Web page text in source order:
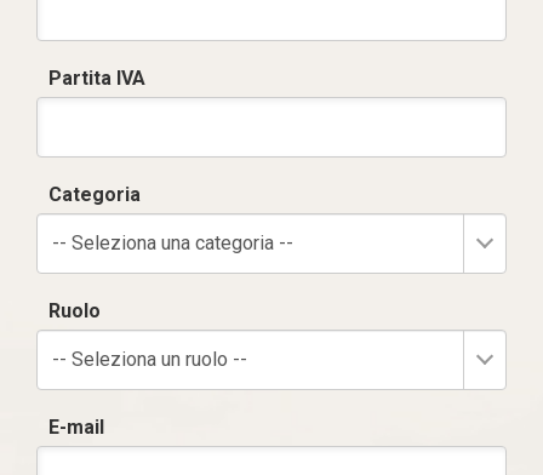
Partita IVA
Categoria
-- Seleziona una categoria --
Ruolo
-- Seleziona un ruolo --
E-mail